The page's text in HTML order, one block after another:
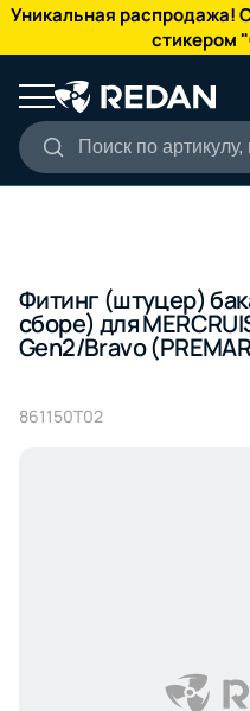
Уникальная распродажа!
стикером
Поиск по
КАТАЛОГ
Фитинг (штуцер)
сборе) для
Gen2/Bravo
861150T02